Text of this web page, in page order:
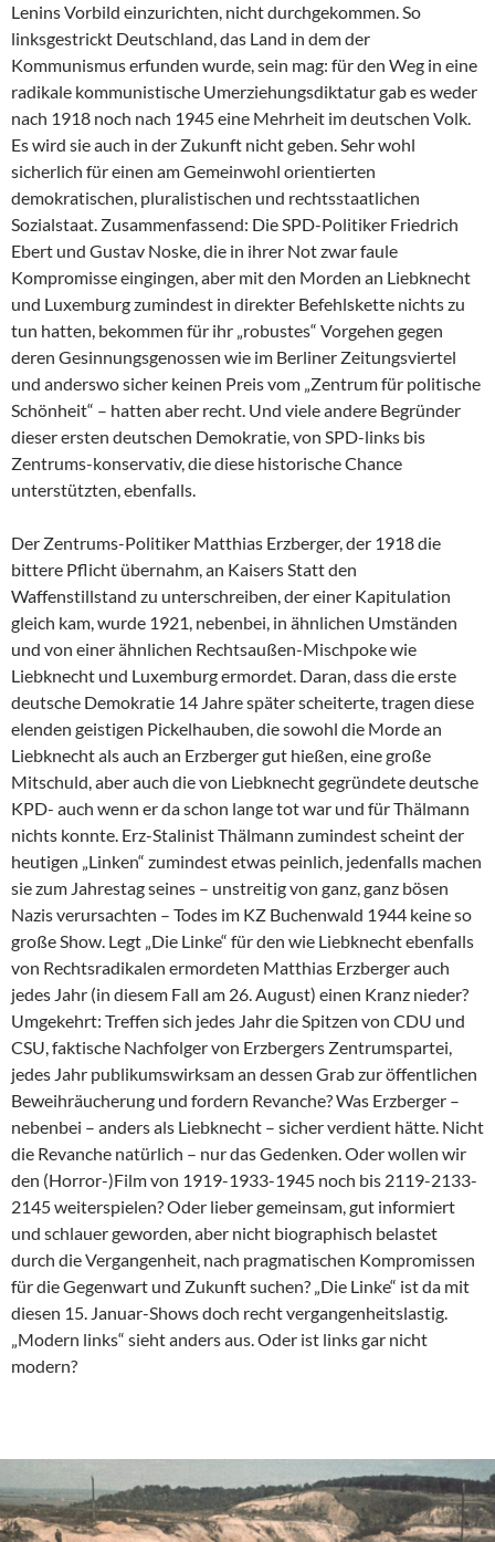
Lenins Vorbild einzurichten, nicht durchgekommen. So
linksgestrickt Deutschland, das Land in dem der
Kommunismus erfunden wurde, sein mag: für den Weg in eine
radikale kommunistische Umerziehungsdiktatur gab es weder
nach 1918 noch nach 1945 eine Mehrheit im deutschen Volk.
Es wird sie auch in der Zukunft nicht geben. Sehr wohl
sicherlich für einen am Gemeinwohl orientierten
demokratischen, pluralistischen und rechtsstaatlichen
Sozialstaat. Zusammenfassend: Die SPD-Politiker Friedrich
Ebert und Gustav Noske, die in ihrer Not zwar faule
Kompromisse eingingen, aber mit den Morden an Liebknecht
und Luxemburg zumindest in direkter Befehlskette nichts zu
tun hatten, bekommen für ihr „robustes“ Vorgehen gegen
deren Gesinnungsgenossen wie im Berliner Zeitungsviertel
und anderswo sicher keinen Preis vom „Zentrum für politische
Schönheit“ – hatten aber recht. Und viele andere Begründer
dieser ersten deutschen Demokratie, von SPD-links bis
Zentrums-konservativ, die diese historische Chance
unterstützten, ebenfalls.
Der Zentrums-Politiker Matthias Erzberger, der 1918 die
bittere Pflicht übernahm, an Kaisers Statt den
Waffenstillstand zu unterschreiben, der einer Kapitulation
gleich kam, wurde 1921, nebenbei, in ähnlichen Umständen
und von einer ähnlichen Rechtsaußen-Mischpoke wie
Liebknecht und Luxemburg ermordet. Daran, dass die erste
deutsche Demokratie 14 Jahre später scheiterte, tragen diese
elenden geistigen Pickelhauben, die sowohl die Morde an
Liebknecht als auch an Erzberger gut hießen, eine große
Mitschuld, aber auch die von Liebknecht gegründete deutsche
KPD- auch wenn er da schon lange tot war und für Thälmann
nichts konnte. Erz-Stalinist Thälmann zumindest scheint der
heutigen „Linken“ zumindest etwas peinlich, jedenfalls machen
sie zum Jahrestag seines – unstreitig von ganz, ganz bösen
Nazis verursachten – Todes im KZ Buchenwald 1944 keine so
große Show. Legt „Die Linke“ für den wie Liebknecht ebenfalls
von Rechtsradikalen ermordeten Matthias Erzberger auch
jedes Jahr (in diesem Fall am 26. August) einen Kranz nieder?
Umgekehrt: Treffen sich jedes Jahr die Spitzen von CDU und
CSU, faktische Nachfolger von Erzbergers Zentrumspartei,
jedes Jahr publikumswirksam an dessen Grab zur öffentlichen
Beweihräucherung und fordern Revanche? Was Erzberger –
nebenbei – anders als Liebknecht – sicher verdient hätte. Nicht
die Revanche natürlich – nur das Gedenken. Oder wollen wir
den (Horror-)Film von 1919-1933-1945 noch bis 2119-2133-
2145 weiterspielen? Oder lieber gemeinsam, gut informiert
und schlauer geworden, aber nicht biographisch belastet
durch die Vergangenheit, nach pragmatischen Kompromissen
für die Gegenwart und Zukunft suchen? „Die Linke“ ist da mit
diesen 15. Januar-Shows doch recht vergangenheitslastig.
„Modern links“ sieht anders aus. Oder ist links gar nicht
modern?